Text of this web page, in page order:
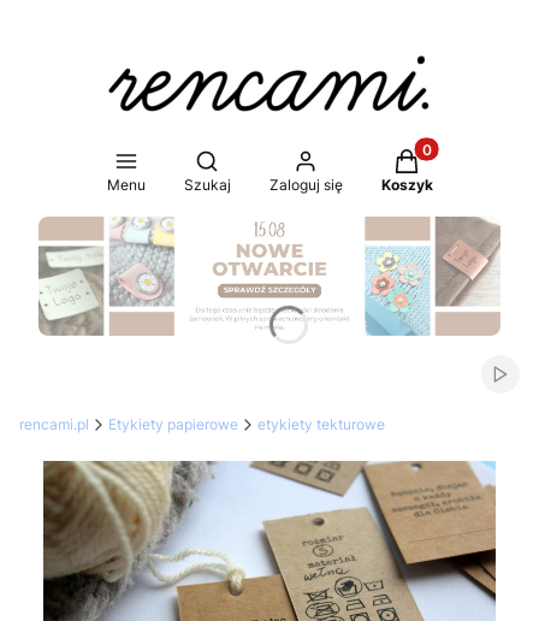
Menu
Otwórz wyszukiwarkę
Szukaj Zaloguj się
Produkty w
Koszyk
Naciśnij Enter lub spację, aby otworzyć stronę.
rencami.pl Etykiety papierowe etykiety tekturowe